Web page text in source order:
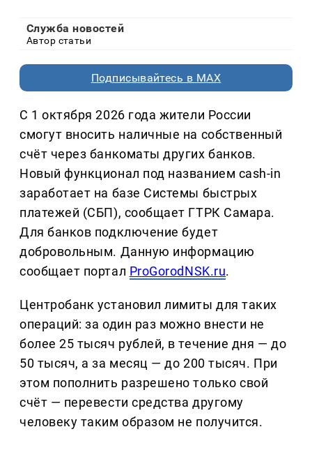
Служба новостей
Автор статьи
Подписывайтесь в MAX
С 1 октября 2026 года жители России
смогут вносить наличные на собственный
счёт через банкоматы других банков.
Новый функционал под названием cash-in
заработает на базе Системы быстрых
платежей (СБП), сообщает ГТРК Самара.
Для банков подключение будет
добровольным. Данную информацию
сообщает портал ProGorodNSK.ru.
Центробанк установил лимиты для таких
операций: за один раз можно внести не
более 25 тысяч рублей, в течение дня — до
50 тысяч, а за месяц — до 200 тысяч. При
этом пополнить разрешено только свой
счёт — перевести средства другому
человеку таким образом не получится.